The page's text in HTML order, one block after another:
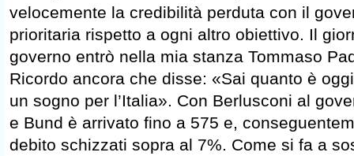
velocemente la credibilità perduta con il
prioritaria rispetto a ogni altro obiettivo. Il
governo entrò nella mia stanza Tommaso
Ricordo ancora che disse: «Sai quanto è
un sogno per l’Italia». Con Berlusconi al
e Bund è arrivato fino a 575 e,
debito schizzati sopra al 7%. Come si fa a